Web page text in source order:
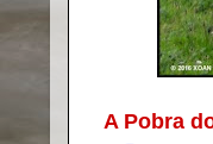
A Pobra